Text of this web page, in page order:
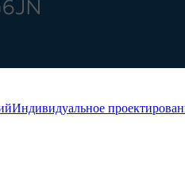
Индивидуальное